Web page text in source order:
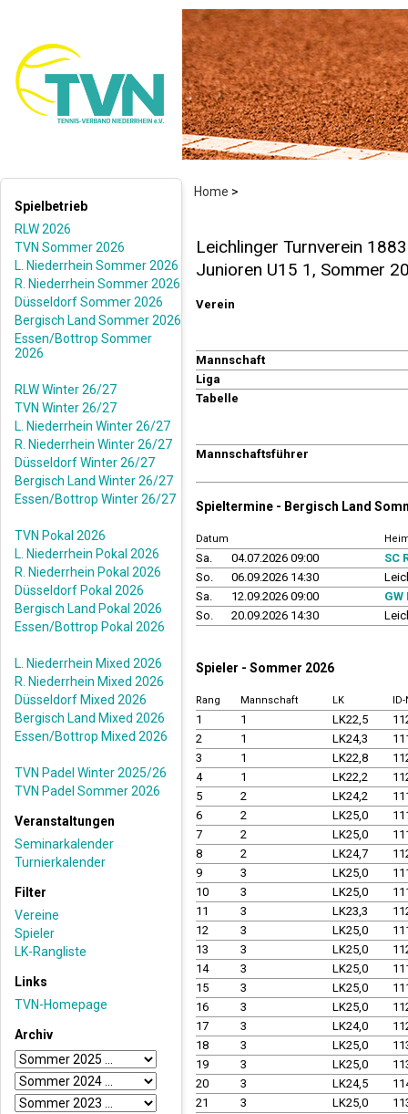
Home >
Spielbetrieb
RLW 2026
TVN Sommer 2026
L. Niederrhein Sommer 2026
R. Niederrhein Sommer 2026
Düsseldorf Sommer 2026
Bergisch Land Sommer 2026
Essen/Bottrop Sommer
2026
RLW Winter 26/27
TVN Winter 26/27
L. Niederrhein Winter 26/27
R. Niederrhein Winter 26/27
Düsseldorf Winter 26/27
Bergisch Land Winter 26/27
Essen/Bottrop Winter 26/27
TVN Pokal 2026
L. Niederrhein Pokal 2026
R. Niederrhein Pokal 2026
Düsseldorf Pokal 2026
Bergisch Land Pokal 2026
Essen/Bottrop Pokal 2026
L. Niederrhein Mixed 2026
R. Niederrhein Mixed 2026
Düsseldorf Mixed 2026
Bergisch Land Mixed 2026
Essen/Bottrop Mixed 2026
TVN Padel Winter 2025/26
TVN Padel Sommer 2026
Veranstaltungen
Seminarkalender
Turnierkalender
Filter
Vereine
Spieler
LK-Rangliste
Links
TVN-Homepage
Archiv
Leichlinger Turnverein
Junioren U15 1, Sommer
Verein
Mannschaft
Liga
Tabelle
Mannschaftsführer
Spieltermine - Bergisch Land
Datum
Sa. 04.07.2026 09:00
SC
So.
06.09.2026 14:30
Sa.
12.09.2026 09:00
So.
20.09.2026 14:30
Spieler - Sommer 2026
Rang Mannschaft LK
1 1 LK22,5
2
1 LK24,3
3
1 LK22,8
4
1 LK22,2
5
2 LK24,2
6
2 LK25,0
7
2 LK25,0
8
2 LK24,7
9
3 LK25,0
10
3 LK25,0
11
3 LK23,3
12
3 LK25,0
13
3 LK25,0
14
3 LK25,0
15
3 LK25,0
16
3 LK25,0
17
3 LK24,0
18
3 LK25,0
19
3 LK25,0
20
3 LK24,5
21
3 LK25,0